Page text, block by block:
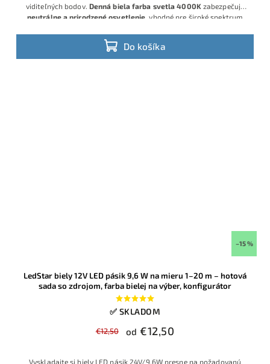
Do košíka
viditeľných bodov. Denná biela farba svetla 4000K zabezpečuje
neutrálne a prirodzené osvetlenie , vhodné pre široké spektrum
nízkej spotreby energie
zároveň efektívne riešenie.
–15 %
LedStar biely 12V LED pásik 9,6 W na mieru 1–20 m – hotová
sada so zdrojom, farba bielej na výber, konfigurátor
✅ SKLADOM
€12,50 od €12,50
Vyskladajte si biely LED pásik 24V/9,6W presne na požadovanú